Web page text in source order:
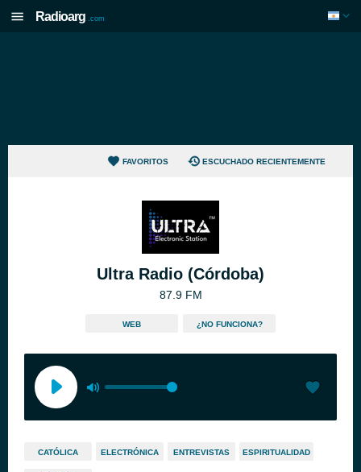
Radioarg .com
FAVORITOS ESCUCHADO RECIENTEMENTE
Ultra Radio (Córdoba)
87.9 FM
WEB ¿NO FUNCIONA?
CATÓLICA ELECTRÓNICA ENTREVISTAS ESPIRITUALIDAD